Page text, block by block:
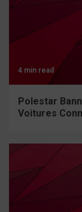
4 min read
Polestar
Voitures